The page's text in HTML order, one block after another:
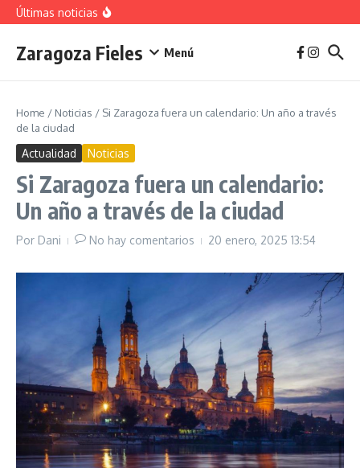
Saltar al contenido
Últimas noticias
Descubre el Parque del Agua Luis Buñuel: tu oasis
Plan de Acción del Ruido de Zaragoza 2025-
2029: Implicaciones y Objetivos
Zaragoza Fieles Menú
Home / Noticias / Si Zaragoza fuera un calendario: Un año a través
de la ciudad
Actualidad Noticias
Si Zaragoza fuera un calendario:
Un año a través de la ciudad
Por Dani No hay comentarios 20 enero, 2025 13:54